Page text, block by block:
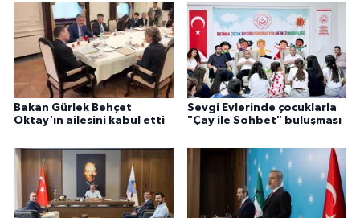
Bakan Gürlek Behçet
Oktay'ın ailesini kabul etti
Sevgi Evlerinde çocuklarla
"Çay ile Sohbet" buluşması